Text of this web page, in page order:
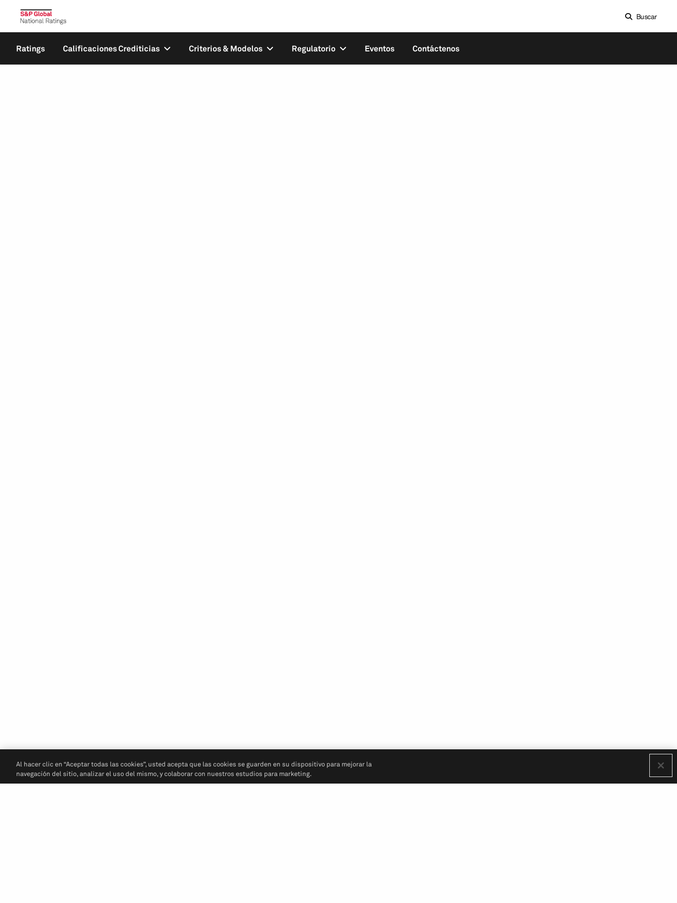
Buscar
Ratings Calificaciones Crediticias Criterios & Modelos Regulatorio Eventos Contáctenos
Al hacer clic en “Aceptar todas las cookies”, usted acepta que las cookies se guarden en su dispositivo para mejorar la
navegación del sitio, analizar el uso del mismo, y colaborar con nuestros estudios para marketing.